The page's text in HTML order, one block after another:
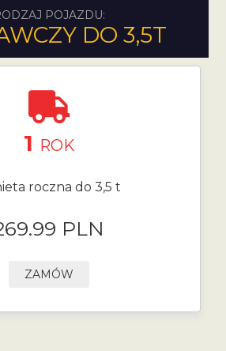
POJAZDU:
DO 3,5T
1 ROK
roczna do 3,5 t
PLN
ZAMÓW